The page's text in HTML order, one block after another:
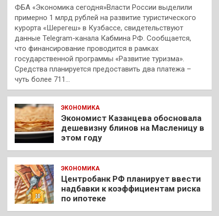
ФБА «Экономика сегодня»Власти России выделили
примерно 1 млрд рублей на развитие туристического
курорта «Шерегеш» в Кузбассе, свидетельствуют
данные Telegram-канала Кабмина РФ. Сообщается,
что финансирование проводится в рамках
государственной программы «Развитие туризма».
Средства планируется предоставить два платежа –
чуть более 711…
ЭКОНОМИКА
Экономист Казанцева обосновала
дешевизну блинов на Масленицу в
этом году
ЭКОНОМИКА
Центробанк РФ планирует ввести
надбавки к коэффициентам риска
по ипотеке